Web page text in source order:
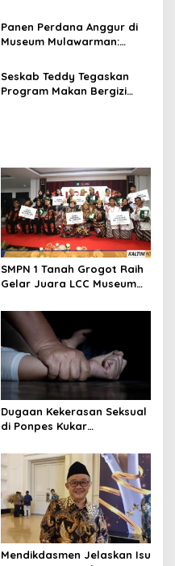
dalam Sistem yang Terlalu
Lama Dibiarkan
Panen Perdana Anggur di
Museum Mulawarman:
Potensi Pendapatan
Daerah Baru
Seskab Teddy Tegaskan
Program Makan Bergizi
SMPN 1 Tanah Grogot Raih
Gelar Juara LCC Museum
Dugaan Kekerasan Seksual
di Ponpes Kukar
Santriwati Mengaku Jadi
Korban
Mendikdasmen Jelaskan Isu